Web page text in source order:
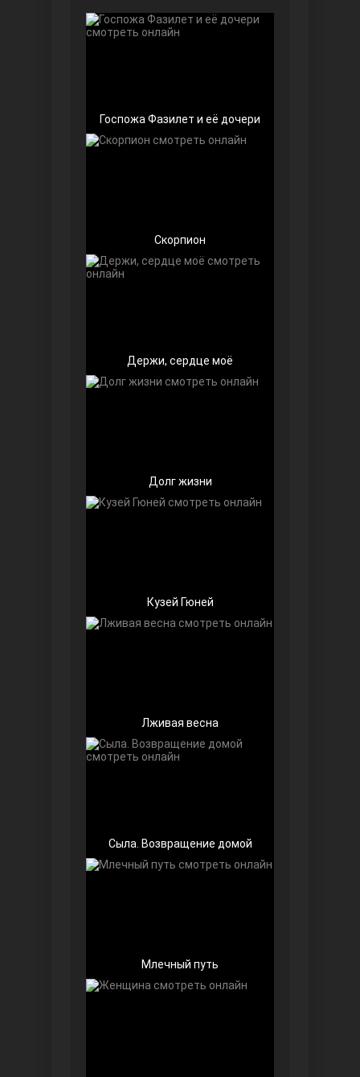
Чёрно-белая любовь
Девушка за стеклом
Беззащитные
Госпожа Фазилет и её дочери
Скорпион
Держи, сердце моё
Долг жизни
Кузей Гюней
Лживая весна
Сыла. Возвращение домой
Млечный путь